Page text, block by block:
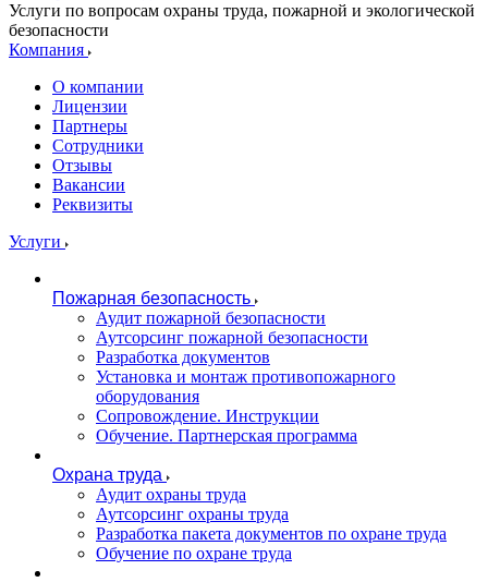
Услуги по вопросам охраны труда, пожарной и экологической
безопасности
Компания
О компании
Лицензии
Партнеры
Сотрудники
Отзывы
Вакансии
Реквизиты
Услуги
Пожарная безопасность
Аудит пожарной безопасности
Аутсорсинг пожарной безопасности
Разработка документов
Установка и монтаж противопожарного
оборудования
Сопровождение. Инструкции
Обучение. Партнерская программа
Охрана труда
Аудит охраны труда
Аутсорсинг охраны труда
Разработка пакета документов по охране труда
Обучение по охране труда